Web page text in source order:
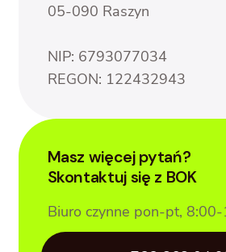
05-090 Raszyn
NIP: 6793077034
REGON: 122432943
Masz więcej pytań?
Skontaktuj się z BOK
Biuro czynne pon-pt,